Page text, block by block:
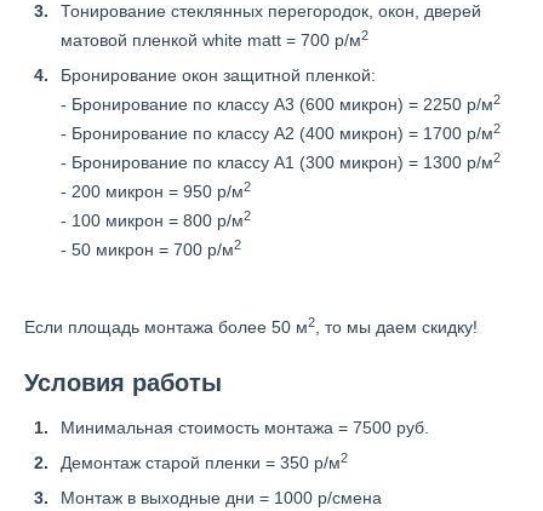
Тонирование стеклянных перегородок, окон, дверей
матовой пленкой white matt = 700 р/м2
Бронирование окон защитной пленкой:
- Бронирование по классу А3 (600 микрон) = 2250 р/м2
- Бронирование по классу А2 (400 микрон) = 1700 р/м2
- Бронирование по классу А1 (300 микрон) = 1300 р/м2
- 200 микрон = 950 р/м2
- 100 микрон = 800 р/м2
- 50 микрон = 700 р/м2
Если площадь монтажа более 50 м2 , то мы даем скидку!
Условия работы
Минимальная стоимость монтажа = 7500 руб.
Демонтаж старой пленки = 350 р/м2
Монтаж в выходные дни = 1000 р/смена